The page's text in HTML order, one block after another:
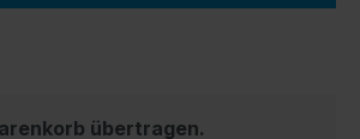
übertragen.